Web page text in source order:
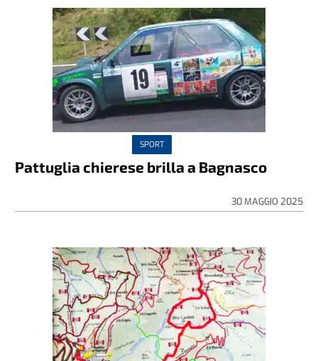
SPORT
Pattuglia chierese brilla a Bagnasco
30 MAGGIO 2025